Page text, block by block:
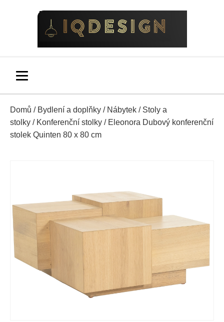
Domů / Bydlení a doplňky / Nábytek / Stoly a
stolky / Konferenční stolky / Eleonora Dubový konferenční
stolek Quinten 80 x 80 cm